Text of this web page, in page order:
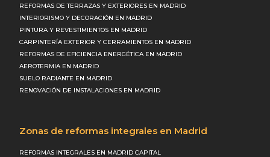
REFORMAS DE TERRAZAS Y EXTERIORES EN MADRID
INTERIORISMO Y DECORACIÓN EN MADRID
PINTURA Y REVESTIMIENTOS EN MADRID
CARPINTERÍA EXTERIOR Y CERRAMIENTOS EN MADRID
REFORMAS DE EFICIENCIA ENERGÉTICA EN MADRID
AEROTERMIA EN MADRID
SUELO RADIANTE EN MADRID
RENOVACIÓN DE INSTALACIONES EN MADRID
Zonas de reformas integrales en Madrid
REFORMAS INTEGRALES EN MADRID CAPITAL